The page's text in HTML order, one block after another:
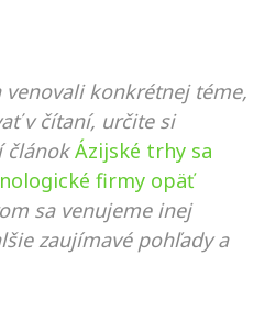
konkrétnej téme,
v čítaní, určite si
článok Ázijské trhy sa
firmy opäť
sa venujeme inej
zaujímavé pohľady a